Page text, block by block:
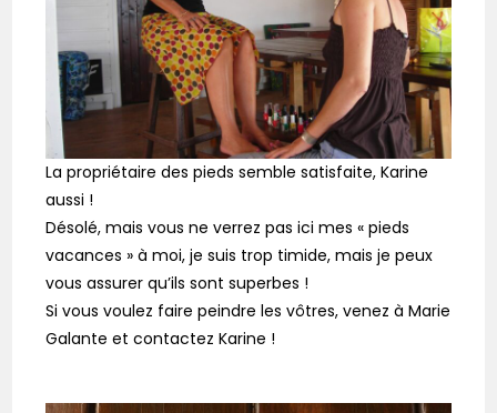
La propriétaire des pieds semble satisfaite, Karine
aussi !
Désolé, mais vous ne verrez pas ici mes « pieds
vacances » à moi, je suis trop timide, mais je peux
vous assurer qu’ils sont superbes !
Si vous voulez faire peindre les vôtres, venez à Marie
Galante et contactez Karine !